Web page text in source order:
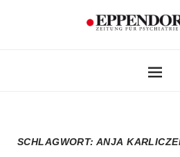
SCHLAGWORT:ANJA